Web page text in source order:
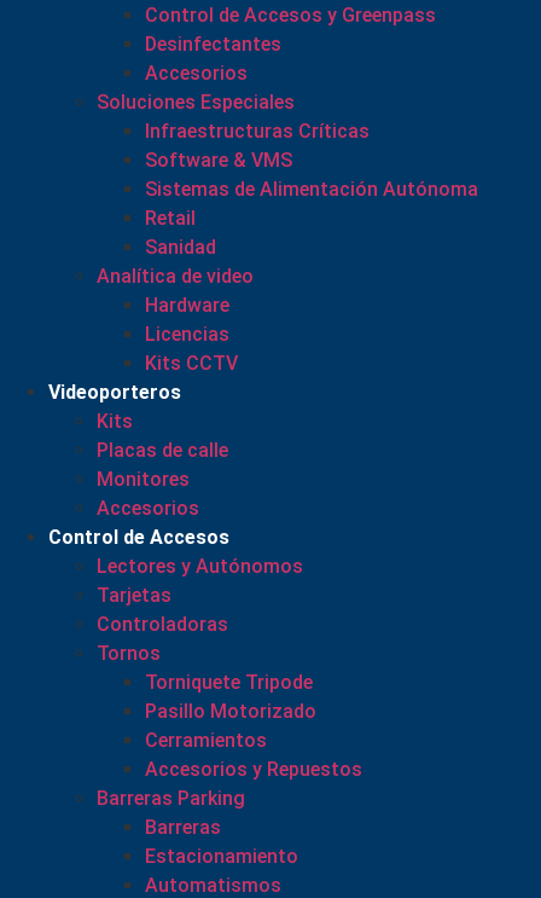
Control de Accesos y Greenpass
Desinfectantes
Accesorios
Soluciones Especiales
Infraestructuras Críticas
Software & VMS
Sistemas de Alimentación Autónoma
Retail
Sanidad
Analítica de video
Hardware
Licencias
Kits CCTV
Videoporteros
Kits
Placas de calle
Monitores
Accesorios
Control de Accesos
Lectores y Autónomos
Tarjetas
Controladoras
Tornos
Torniquete Tripode
Pasillo Motorizado
Cerramientos
Accesorios y Repuestos
Barreras Parking
Barreras
Estacionamiento
Automatismos